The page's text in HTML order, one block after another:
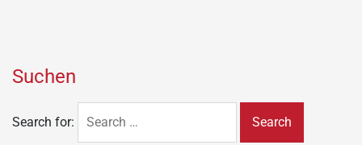
Suchen
Search for: